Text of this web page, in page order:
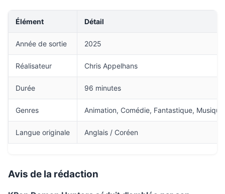
Élément Détail
Année de sortie 2025
Réalisateur Chris Appelhans
Durée 96 minutes
Genres Animation, Comédie, Fantastique, Musique
Langue originale Anglais / Coréen
Avis de la rédaction